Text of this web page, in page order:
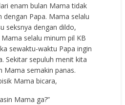
enam bulan Mama tidak
dengan Papa. Mama selalu
seksnya dengan dildo,
selalu minum pil KB
sewaktu-waktu Papa ingin
Sekitar sepuluh menit kita
Mama semakin panas.
Mama bicara,
Mama ga?”